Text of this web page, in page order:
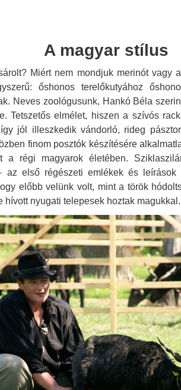
A magyar stílus
Miért nem mondjuk merinót vagy
őshonos terelőkutyához
Neves zoológusunk, Hankó Béla
Tetszetős elmélet, hiszen a szívós
jól illeszkedik vándorló, rideg
finom posztók készítésére
a régi magyarok életében.
az első régészeti emlékek és
előbb velünk volt, mint a török
hívott nyugati telepesek hoztak magukkal.